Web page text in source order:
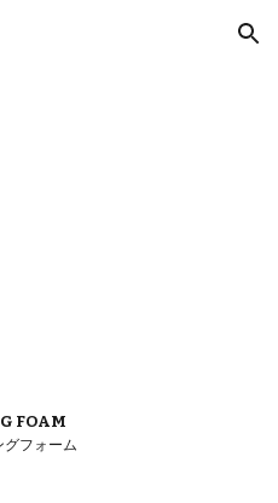
FOAM
グフォーム